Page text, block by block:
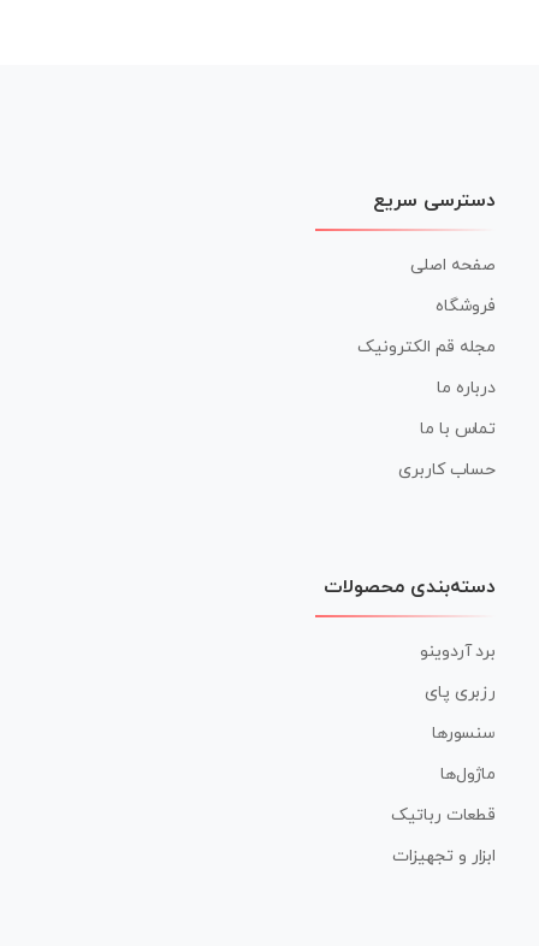
دسترسی سریع
صفحه اصلی
فروشگاه
مجله قم الکترونیک
درباره ما
تماس با ما
حساب کاربری
دسته‌بندی محصولات
برد آردوینو
رزبری پای
سنسورها
ماژول‌ها
قطعات رباتیک
ابزار و تجهیزات